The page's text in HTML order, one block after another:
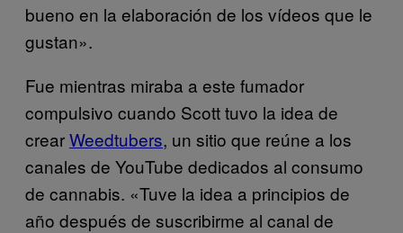
bueno en la elaboración de los vídeos que le
gustan».
Fue mientras miraba a este fumador
compulsivo cuando Scott tuvo la idea de
crearWeedtubers, un sitio que reúne a los
canales de YouTube dedicados al consumo
de cannabis. «Tuve la idea a principios de
año después de suscribirme al canal de